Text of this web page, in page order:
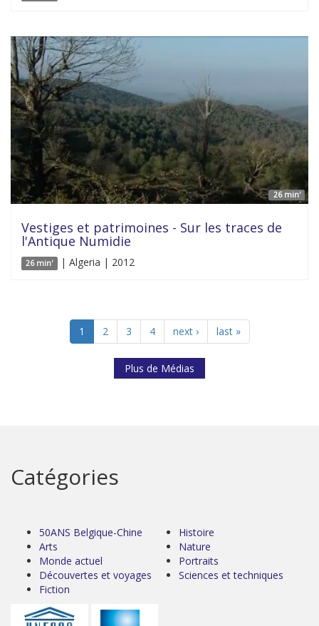
26 min'
Vestiges et patrimoines - Sur les traces de
l'Antique Numidie
26 min' | Algeria | 2012
1 2 3 4 next › last »
Plus de Médias
Catégories
50ANS Belgique-Chine
Arts
Monde actuel
Découvertes et voyages
Fiction
Histoire
Nature
Portraits
Sciences et techniques